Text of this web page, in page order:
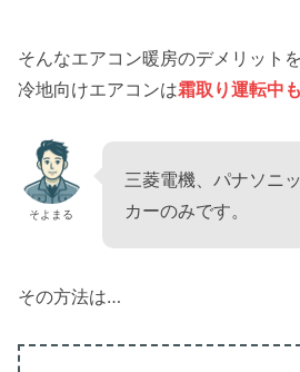
そんなエアコン暖房のデメリット
冷地向けエアコンは霜取り運転中
そよまる
三菱電機、パナソニ
カーのみです。
その方法は…